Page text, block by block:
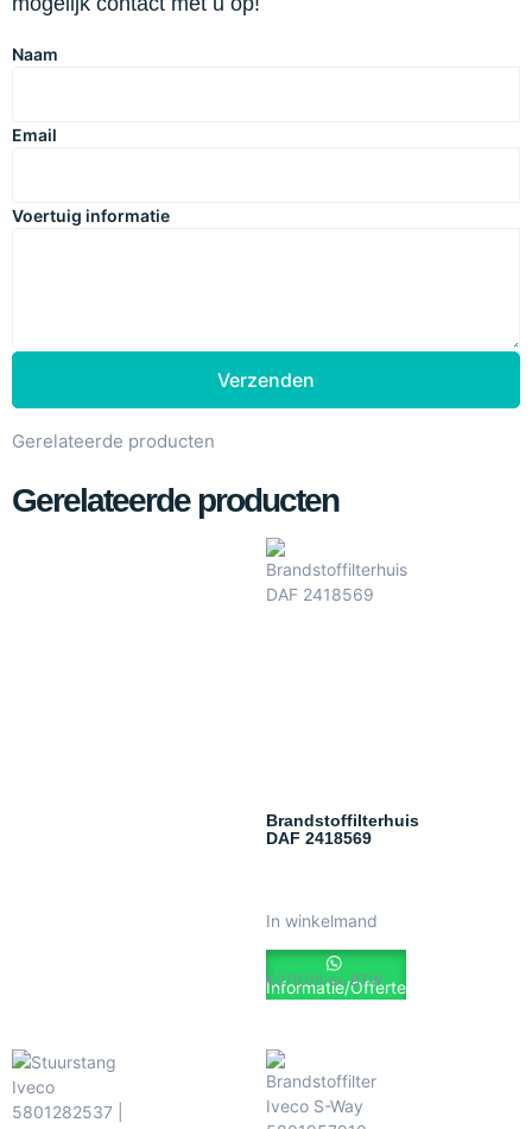
Naam
Email
Voertuig informatie
Verzenden
Gerelateerde producten
Gerelateerde producten
Brandstoffilterhuis
DAF 2418569
€375.00 ex. BTW
In winkelmand
Informatie/Offerte